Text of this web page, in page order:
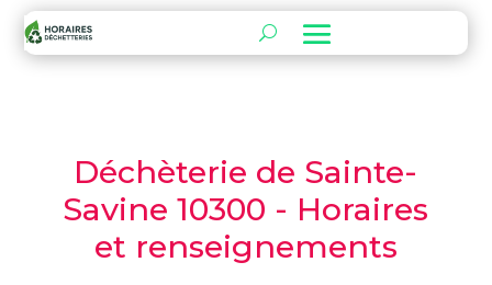
Déchèterie de Sainte-
Savine 10300 - Horaires
et renseignements